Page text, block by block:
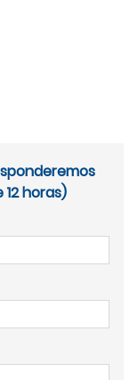
horas)